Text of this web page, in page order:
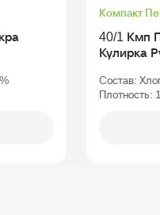
Компакт
40/1 Кмп
Кулирка Рулон Тропик-
Состав:
Плотность: